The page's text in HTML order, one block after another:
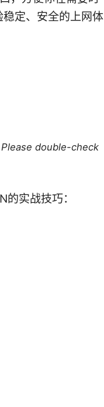
定、安全的上网体
double-check
实战技巧：